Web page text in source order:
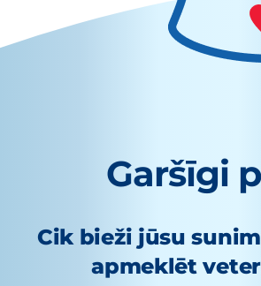
Garšīgi
Cik bieži jūsu
apmeklēt